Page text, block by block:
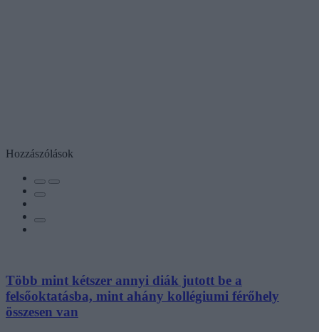
Hozzászólások
Több mint kétszer annyi diák jutott be a
felsőoktatásba, mint ahány kollégiumi férőhely
összesen van